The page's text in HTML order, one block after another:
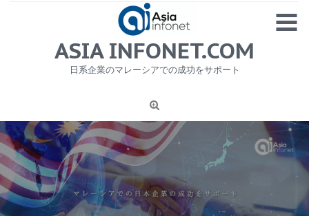
MENU
1
ニュース
労務サービス
プライバシーポリシー及び著作権について
お問合せ
ASIA INFONET.COM
日系企業のマレーシアでの成功をサポート